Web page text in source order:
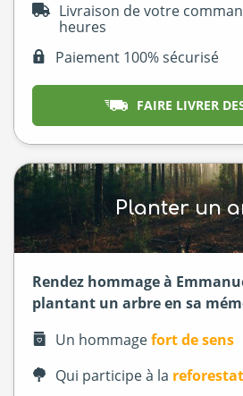
Livraison de votre
heures
Paiement 100% sécurisé
FAIRE LIVRER
Planter un
Rendez hommage à
plantant un arbre en sa
Un hommagefort de sens
Qui participe à la